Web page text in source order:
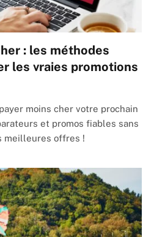
: les méthodes
les vraies promotions
moins cher votre prochain
et promos fiables sans
meilleures offres !